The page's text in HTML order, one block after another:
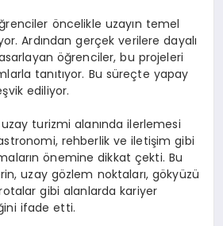
öncelikle uzayın temel
Ardından gerçek verilere dayalı
öğrenciler, bu projeleri
tanıtıyor. Bu süreçte yapay
ediliyor.
turizmi alanında ilerlemesi
rehberlik ve iletişim gibi
önemine dikkat çekti. Bu
uzay gözlem noktaları, gökyüzü
gibi alanlarda kariyer
ifade etti.